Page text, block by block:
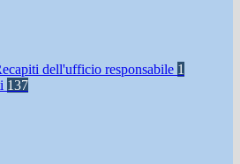
dell'ufficio responsabile 1
137